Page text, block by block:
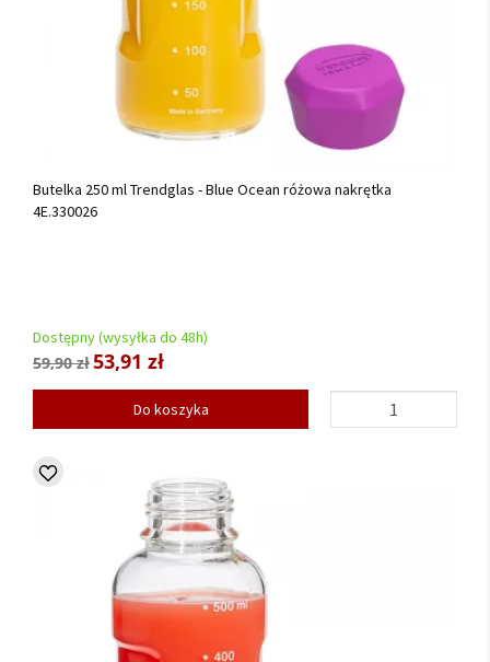
Butelka 250 ml Trendglas - Blue Ocean różowa nakrętka
4E.330026
Dostępny (wysyłka do 48h)
59,90 zł53,91 zł
Do koszyka